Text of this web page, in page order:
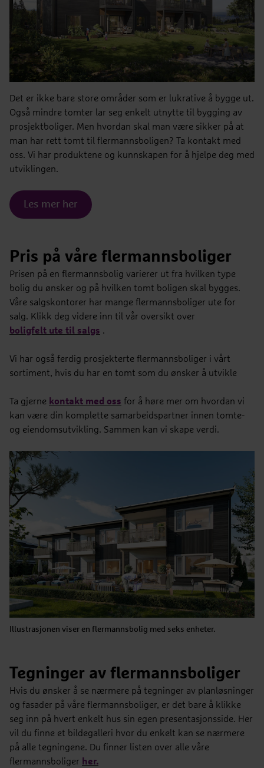
Det er ikke bare store områder som er lukrative å bygge ut.
Også mindre tomter lar seg enkelt utnytte til bygging av
prosjektboliger. Men hvordan skal man være sikker på at
man har rett tomt til flermannsboligen? Ta kontakt med
oss. Vi har produktene og kunnskapen for å hjelpe deg med
utviklingen.
Les mer her
Pris på våre flermannsboliger
Prisen på en flermannsbolig varierer ut fra hvilken type
bolig du ønsker og på hvilken tomt boligen skal bygges.
Våre salgskontorer har mange flermannsboliger ute for
salg. Klikk deg videre inn til vår oversikt over
boligfelt ute til salgs .
Vi har også ferdig prosjekterte flermannsboliger i vårt
sortiment, hvis du har en tomt som du ønsker å utvikle
Ta gjerne kontakt med oss for å høre mer om hvordan vi
kan være din komplette samarbeidspartner innen tomte-
og eiendomsutvikling. Sammen kan vi skape verdi.
Illustrasjonen viser en flermannsbolig med seks enheter.
Tegninger av flermannsboliger
Hvis du ønsker å se nærmere på tegninger av planløsninger
og fasader på våre flermannsboliger, er det bare å klikke
seg inn på hvert enkelt hus sin egen presentasjonsside. Her
vil du finne et bildegalleri hvor du enkelt kan se nærmere
på alle tegningene. Du finner listen over alle våre
flermannsboliger her.